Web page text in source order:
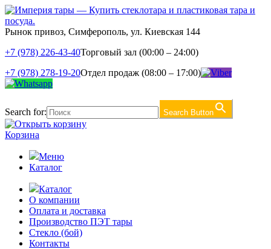
Рынок привоз, Симферополь, ул. Киевская 144
+7 (978) 226-43-40Торговый зал (00:00 – 24:00)
+7 (978) 278-19-20Отдел продаж (08:00 – 17:00)
Search for: Search Button
Корзина
Меню
Каталог
Каталог
О компании
Оплата и доставка
Производство ПЭТ тары
Стекло (бой)
Контакты